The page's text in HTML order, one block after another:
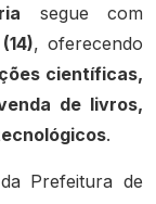
segue com
, oferecendo
científicas,
de livros,
.
Prefeitura de